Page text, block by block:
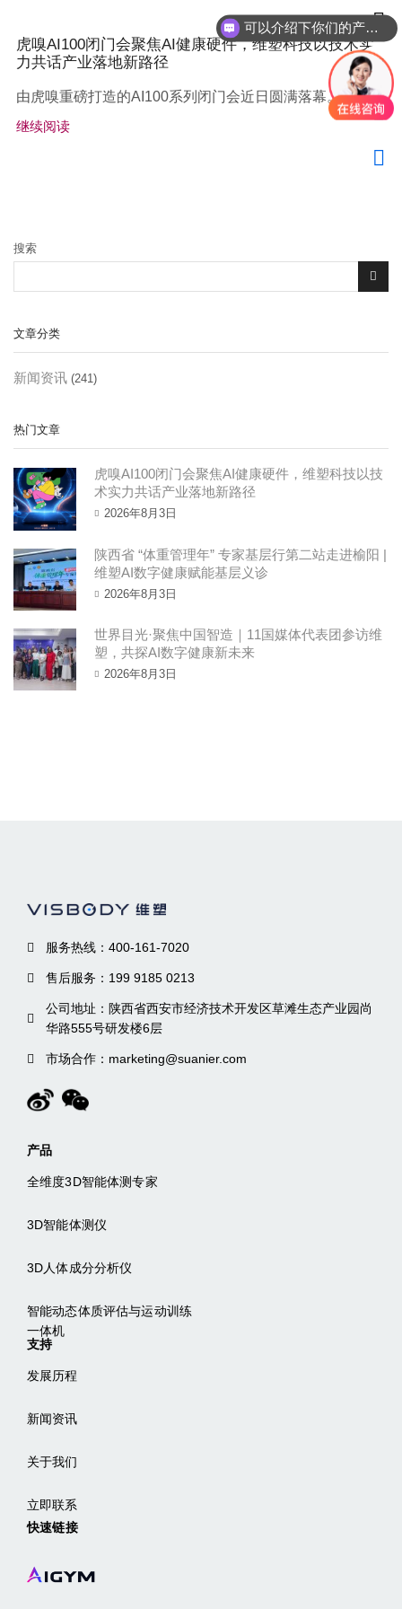
虎嗅AI100闭门会聚焦AI健康硬件，维塑科技以技术实
力共话产业落地新路径
由虎嗅重磅打造的AI100系列闭门会近日圆满落幕。...
继续阅读
搜索
文章分类
新闻资讯 (241)
热门文章
虎嗅AI100闭门会聚焦AI健康硬件，维塑科技以技
术实力共话产业落地新路径
2026年8月3日
陕西省 “体重管理年” 专家基层行第二站走进榆阳 |
维塑AI数字健康赋能基层义诊
2026年8月3日
世界目光·聚焦中国智造｜11国媒体代表团参访维
塑，共探AI数字健康新未来 ​
2026年8月3日
服务热线：400-161-7020
售后服务：199 9185 0213
公司地址：陕西省西安市经济技术开发区草滩生态产业园尚
华路555号研发楼6层
市场合作：marketing@suanier.com
产品
全维度3D智能体测专家
3D智能体测仪
3D人体成分分析仪
智能动态体质评估与运动训练
一体机
支持
发展历程
新闻资讯
关于我们
立即联系
快速链接
可以介绍下你们的产品么？